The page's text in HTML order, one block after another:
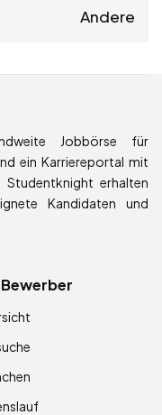
Andere
Jobbörse für
ein Karriereportal mit
erhalten
Kandidaten und